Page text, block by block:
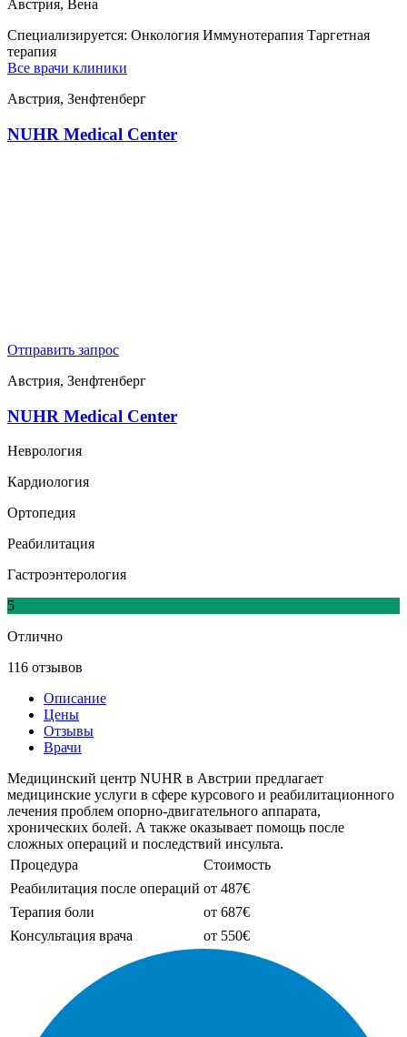
Австрия, Вена
Специализируется: Онкология Иммунотерапия Таргетная
терапия
Все врачи клиники
Австрия, Зенфтенберг
NUHR Medical Center
Отправить запрос
Австрия, Зенфтенберг
NUHR Medical Center
Неврология
Кардиология
Ортопедия
Реабилитация
Гастроэнтерология
5
Отлично
116 отзывов
Описание
Цены
Отзывы
Врачи
Медицинский центр NUHR в Австрии предлагает
медицинские услуги в сфере курсового и реабилитационного
лечения проблем опорно-двигательного аппарата,
хронических болей. А также оказывает помощь после
сложных операций и последствий инсульта.
Процедура
Стоимость
Реабилитация после операций от 487€
Терапия боли
от 687€
Консультация врача
от 550€